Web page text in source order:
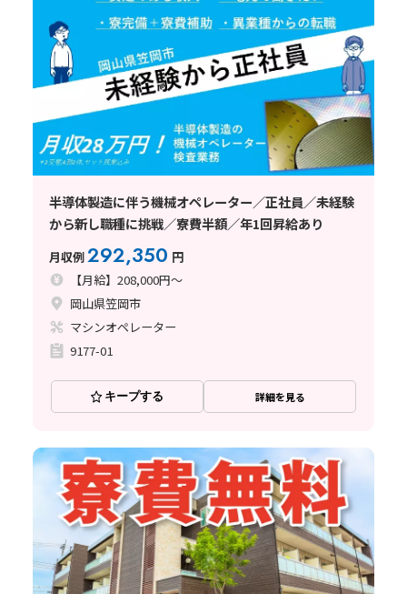
半導体製造に伴う機械オペレーター／正社員／未経験
から新し職種に挑戦／寮費半額／年1回昇給あり
月収例292,350 円
【月給】208,000円～
岡山県笠岡市
マシンオペレーター
9177-01
キープする 詳細を見る